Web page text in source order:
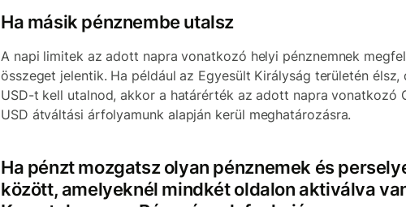
Ha másik pénznembe utalsz
A napi limitek az adott napra vonatkozó helyi pénznemnek
összeget jelentik. Ha például az Egyesült Királyság területén élsz,
USD-t kell utalnod, akkor a határérték az adott napra vonatkozó
USD átváltási árfolyamunk alapján kerül meghatározásra.
Ha pénzt mozgatsz olyan pénznemek és
között, amelyeknél mindkét oldalon aktiválva